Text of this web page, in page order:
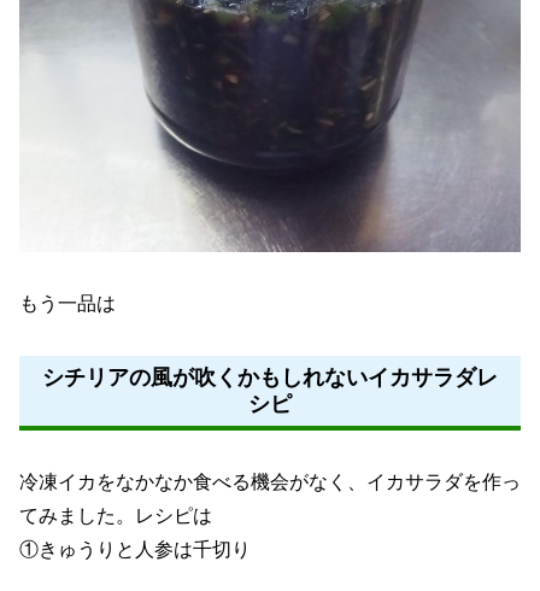
もう一品は
シチリアの風が吹くかもしれないイカサラダレ
シピ
冷凍イカをなかなか食べる機会がなく、イカサラダを作っ
てみました。レシピは
①きゅうりと人参は千切り